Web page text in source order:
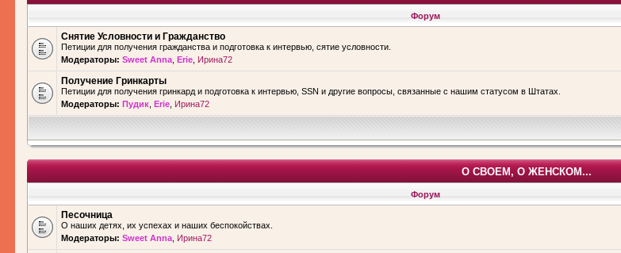
Форум
Снятие Условности и Гражданство
Петиции для получения гражданства и подготовка к интервью, сятие условности.
Модераторы: Sweet Anna Erie Ирина72
Получение Гринкарты
Петиции для получения гринкард и подготовка к интервью, SSN и другие вопросы, связанные с нашим статусом в Штатах.
Модераторы: Пудик Erie Ирина72
О СВОЕМ, О ЖЕНСКОМ...
Форум
Песочница
О наших детях, их успехах и наших беспокойствах.
Модераторы: Sweet Anna Ирина72